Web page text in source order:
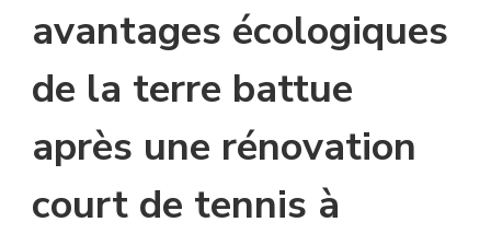
avantages écologiques
de la terre battue
après une rénovation
court de tennis à